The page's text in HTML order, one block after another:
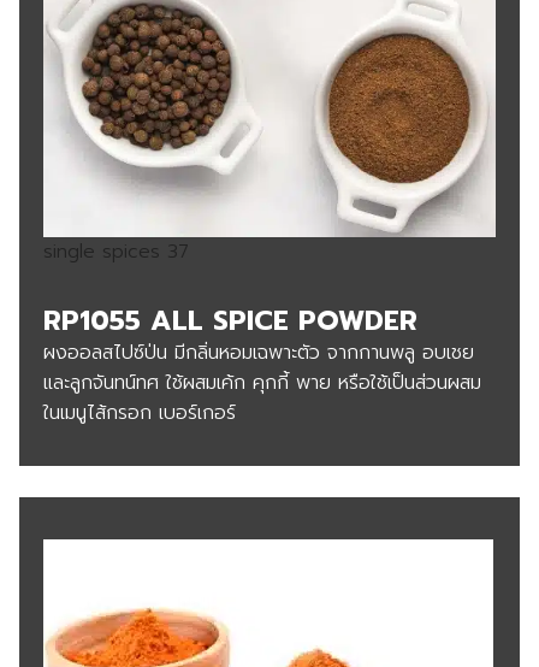
single spices 37
RP1055 ALL SPICE POWDER
ผงออลสไปซ์ป่น มีกลิ่นหอมเฉพาะตัว จากกานพลู อบเชย
และลูกจันทน์ทศ ใช้ผสมเค้ก คุกกี้ พาย หรือใช้เป็นส่วนผสม
ในเมนูไส้กรอก เบอร์เกอร์